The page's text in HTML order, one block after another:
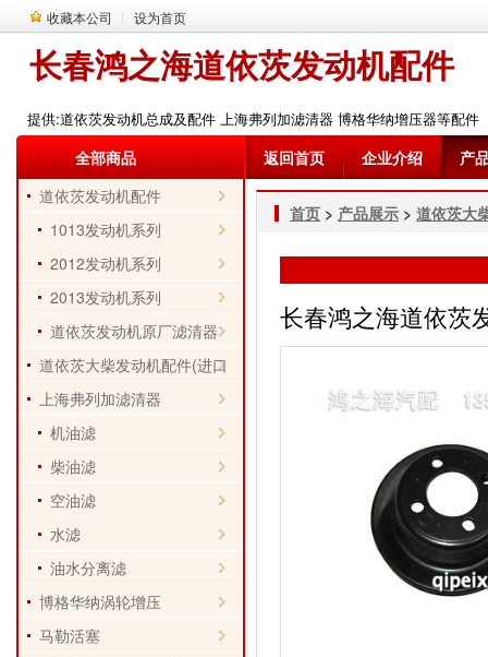
收藏本公司 设为首页
长春鸿之海道依茨发动机配件
提供:道依茨发动机总成及配件 上海弗列加滤清器 博格华纳增压器等配件
全部商品 返回首页 企业介绍
产
道依茨发动机配件
1013发动机系列
2012发动机系列
2013发动机系列
道依茨发动机原厂滤清器
道依茨大柴发动机配件(进口
件)
上海弗列加滤清器
机油滤
柴油滤
空油滤
水滤
油水分离滤
博格华纳涡轮增压
马勒活塞
首页 > 产品展示 > 道依茨大
长春鸿之海道依茨